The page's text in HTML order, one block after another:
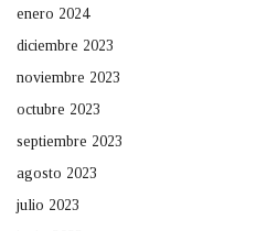
enero 2024
diciembre 2023
noviembre 2023
octubre 2023
septiembre 2023
agosto 2023
julio 2023